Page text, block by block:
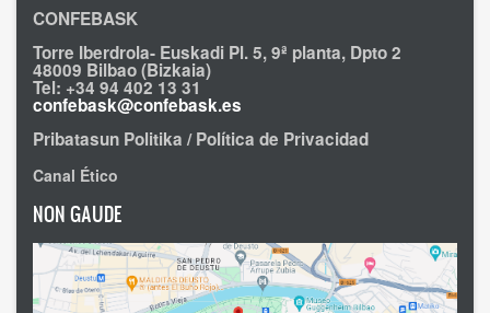
CONFEBASK
Torre Iberdrola- Euskadi Pl. 5, 9ª planta, Dpto 2
48009 Bilbao (Bizkaia)
Tel: +34 94 402 13 31
confebask@confebask.es
Pribatasun Politika / Política de Privacidad
Canal Ético
NON GAUDE